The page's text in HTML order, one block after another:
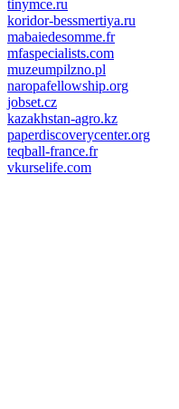
tinymce.ru
koridor-bessmertiya.ru
mabaiedesomme.fr
mfaspecialists.com
muzeumpilzno.pl
naropafellowship.org
jobset.cz
kazakhstan-agro.kz
paperdiscoverycenter.org
teqball-france.fr
vkurselife.com